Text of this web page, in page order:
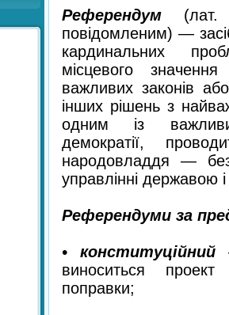
Референдум
повідомленим) —
кардинальних
місцевого
важливих законів
інших рішень з
одним із
демократії,
народовладдя —
управлінні державою
Референдуми за
• конституційний
виноситься проект
поправки;